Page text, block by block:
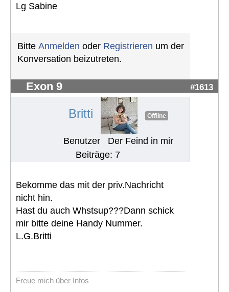
Lg Sabine
Bitte Anmelden oder Registrieren um der
Konversation beizutreten.
Exon 9 #1613
Britti Offline
Benutzer
Der Feind in mir
Beiträge: 7
Bekomme das mit der priv.Nachricht
nicht hin.
Hast du auch Whstsup???Dann schick
mir bitte deine Handy Nummer.
L.G.Britti
Freue mich über Infos